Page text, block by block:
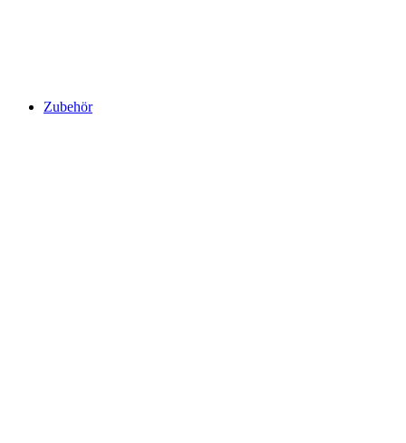
Zubehör